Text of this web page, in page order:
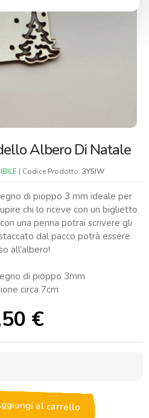
Albero Di Natale
| Codice Prodotto: 3Y5IW
di pioppo 3 mm ideale per
chi lo riceve con un biglietto
una penna potrai scrivere gli
dal pacco potrà essere
all’albero!
di pioppo 3mm
circa 7cm
€
al carrello